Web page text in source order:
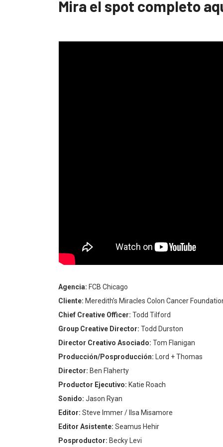
Mira el spot completo
Agencia: FCB Chicago
Cliente: Meredith’s Miracles Colon Cancer
Chief Creative Officer: Todd Tilford
Group Creative Director: Todd Durston
Director Creativo Asociado: Tom Flanigan
Producción/Posproducción: Lord + Thomas
Director: Ben Flaherty
Productor Ejecutivo: Katie Roach
Sonido: Jason Ryan
Editor: Steve Immer / Ilsa Misamore
Editor Asistente: Seamus Hehir
Posproductor: Becky Levi